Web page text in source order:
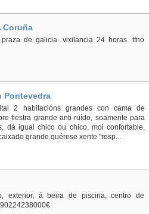
Coruña
de galicia. vixilancia 24 horas. tfno
Pontevedra
2 habitacións grandes con cama de
fiestra grande anti-ruído, soamente para
dá igual chico ou chico, moi confortable,
grande.quérese xente "resp...
exterior, á beira de piscina, centro de